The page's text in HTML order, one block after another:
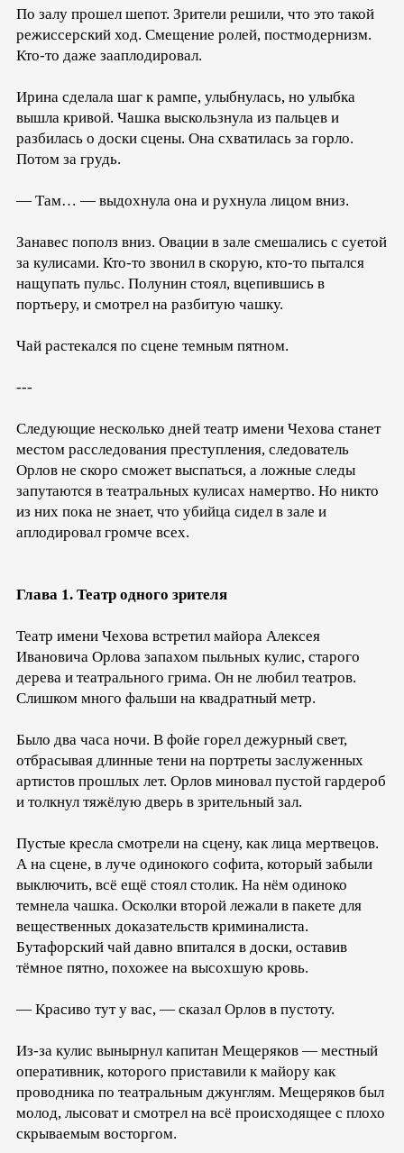
По залу прошел шепот. Зрители решили, что это такой
режиссерский ход. Смещение ролей, постмодернизм.
Кто-то даже зааплодировал.
Ирина сделала шаг к рампе, улыбнулась, но улыбка
вышла кривой. Чашка выскользнула из пальцев и
разбилась о доски сцены. Она схватилась за горло.
Потом за грудь.
— Там… — выдохнула она и рухнула лицом вниз.
Занавес пополз вниз. Овации в зале смешались с суетой
за кулисами. Кто-то звонил в скорую, кто-то пытался
нащупать пульс. Полунин стоял, вцепившись в
портьеру, и смотрел на разбитую чашку.
Чай растекался по сцене темным пятном.
---
Следующие несколько дней театр имени Чехова станет
местом расследования преступления, следователь
Орлов не скоро сможет выспаться, а ложные следы
запутаются в театральных кулисах намертво. Но никто
из них пока не знает, что убийца сидел в зале и
аплодировал громче всех.
Глава 1. Театр одного зрителя
Театр имени Чехова встретил майора Алексея
Ивановича Орлова запахом пыльных кулис, старого
дерева и театрального грима. Он не любил театров.
Слишком много фальши на квадратный метр.
Было два часа ночи. В фойе горел дежурный свет,
отбрасывая длинные тени на портреты заслуженных
артистов прошлых лет. Орлов миновал пустой гардероб
и толкнул тяжёлую дверь в зрительный зал.
Пустые кресла смотрели на сцену, как лица мертвецов.
А на сцене, в луче одинокого софита, который забыли
выключить, всё ещё стоял столик. На нём одиноко
темнела чашка. Осколки второй лежали в пакете для
вещественных доказательств криминалиста.
Бутафорский чай давно впитался в доски, оставив
тёмное пятно, похожее на высохшую кровь.
— Красиво тут у вас, — сказал Орлов в пустоту.
Из-за кулис вынырнул капитан Мещеряков — местный
оперативник, которого приставили к майору как
проводника по театральным джунглям. Мещеряков был
молод, лысоват и смотрел на всё происходящее с плохо
скрываемым восторгом.